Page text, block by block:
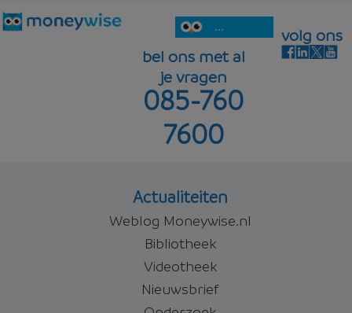
...
bel ons met al
je vragen
085-760
7600
volg ons
Actualiteiten
Weblog Moneywise.nl
Bibliotheek
Videotheek
Nieuwsbrief